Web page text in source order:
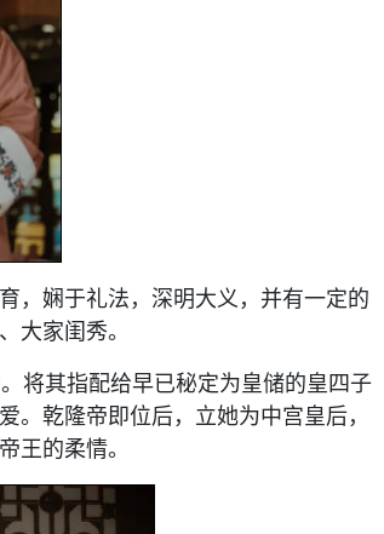
，娴于礼法，深明大义，并有一定的
大家闺秀。
将其指配给早已秘定为皇储的皇四子
乾隆帝即位后，立她为中宫皇后，
王的柔情。